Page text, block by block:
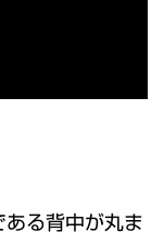
る背中が丸ま